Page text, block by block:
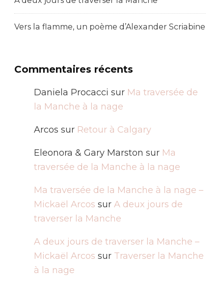
Vers la flamme, un poème d’Alexander Scriabine
Commentaires récents
Daniela Procacci sur Ma traversée de
la Manche à la nage
Arcos sur Retour à Calgary
Eleonora & Gary Marston sur Ma
traversée de la Manche à la nage
Ma traversée de la Manche à la nage –
Mickaël Arcos sur A deux jours de
traverser la Manche
A deux jours de traverser la Manche –
Mickaël Arcos sur Traverser la Manche
à la nage